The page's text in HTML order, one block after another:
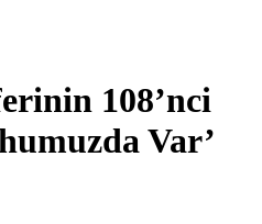
108’nci
Var’